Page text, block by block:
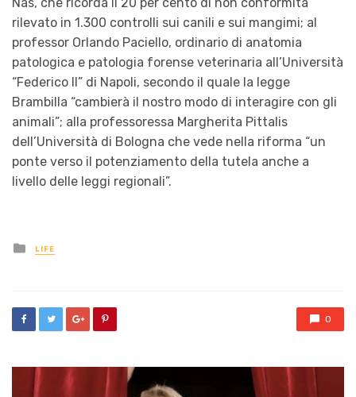
Nas, che ricorda il 20 per cento di non conformità
rilevato in 1.300 controlli sui canili e sui mangimi; al
professor Orlando Paciello, ordinario di anatomia
patologica e patologia forense veterinaria all’Università
“Federico II” di Napoli, secondo il quale la legge
Brambilla “cambierà il nostro modo di interagire con gli
animali”; alla professoressa Margherita Pittalis
dell’Università di Bologna che vede nella riforma “un
ponte verso il potenziamento della tutela anche a
livello delle leggi regionali”.
Posted
in
LIFE
0